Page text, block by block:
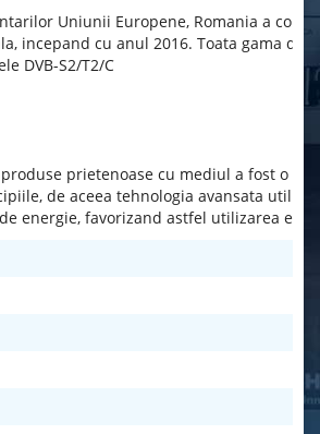
Uniunii Europene, Romania a
incepand cu anul 2016. Toata gama
DVB-S2/T2/C
prietenoase cu mediul a fost o
de aceea tehnologia avansata
energie, favorizand astfel utilizarea